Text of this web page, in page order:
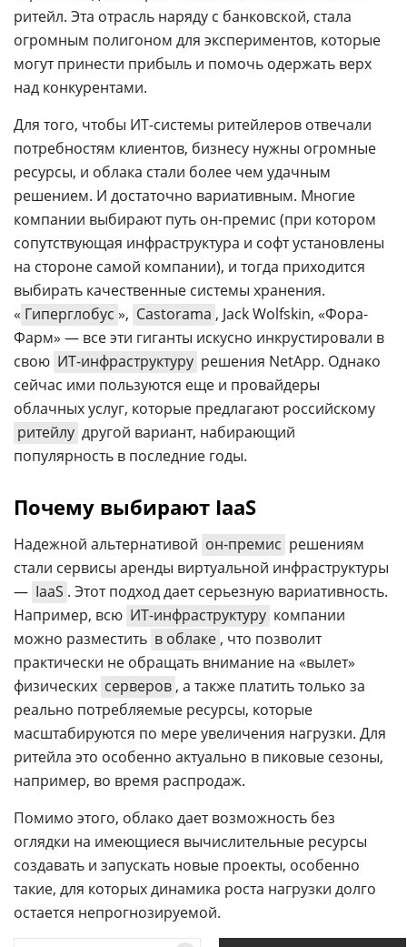
ритейл. Эта отрасль наряду с банковской, стала
огромным полигоном для экспериментов, которые
могут принести прибыль и помочь одержать верх
над конкурентами.
Для того, чтобы ИТ-системы ритейлеров отвечали
потребностям клиентов, бизнесу нужны огромные
ресурсы, и облака стали более чем удачным
решением. И достаточно вариативным. Многие
компании выбирают путь он-премис (при котором
сопутствующая инфраструктура и софт установлены
на стороне самой компании), и тогда приходится
выбирать качественные системы хранения.
« Гиперглобус », Castorama , Jack Wolfskin, «Фора-
Фарм» — все эти гиганты искусно инкрустировали в
свою ИТ-инфраструктуру решения NetApp. Однако
сейчас ими пользуются еще и провайдеры
облачных услуг, которые предлагают российскому
ритейлу другой вариант, набирающий
популярность в последние годы.
Почему выбирают IaaS
Надежной альтернативой он-премис решениям
стали сервисы аренды виртуальной инфраструктуры
— IaaS . Этот подход дает серьезную вариативность.
Например, всю ИТ-инфраструктуру компании
можно разместить в облаке , что позволит
практически не обращать внимание на «вылет»
физических серверов , а также платить только за
реально потребляемые ресурсы, которые
масштабируются по мере увеличения нагрузки. Для
ритейла это особенно актуально в пиковые сезоны,
например, во время распродаж.
Помимо этого, облако дает возможность без
оглядки на имеющиеся вычислительные ресурсы
создавать и запускать новые проекты, особенно
такие, для которых динамика роста нагрузки долго
остается непрогнозируемой.